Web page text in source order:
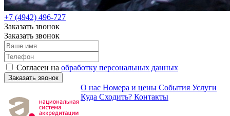
+7 (4942) 496-727
Заказать звонок
Заказать звонок
Согласен на обработку персональных данных
Заказать звонок
О нас Номера и цены События Услуги
Куда Сходить? Контакты